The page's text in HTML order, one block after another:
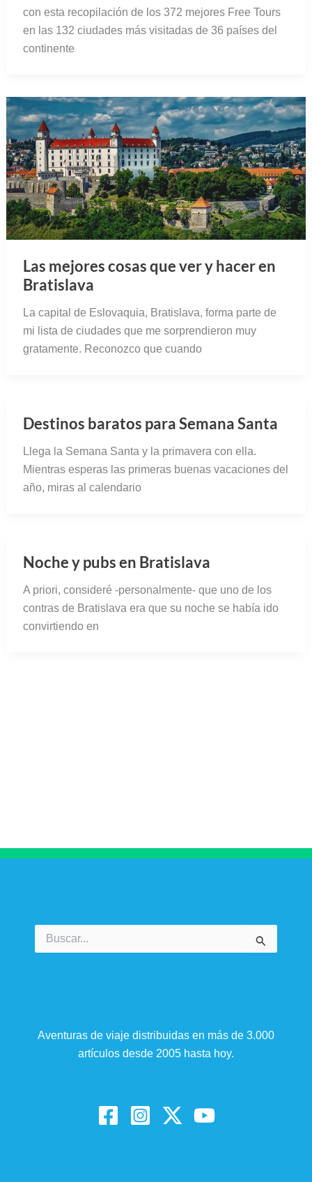
con esta recopilación de los 372 mejores Free Tours
en las 132 ciudades más visitadas de 36 países del
continente
Las mejores cosas que ver y hacer en
Bratislava
La capital de Eslovaquia, Bratislava, forma parte de
mi lista de ciudades que me sorprendieron muy
gratamente. Reconozco que cuando
Destinos baratos para Semana Santa
Llega la Semana Santa y la primavera con ella.
Mientras esperas las primeras buenas vacaciones del
año, miras al calendario
Noche y pubs en Bratislava
A priori, consideré -personalmente- que uno de los
contras de Bratislava era que su noche se había ido
convirtiendo en
por:
Aventuras de viaje distribuidas en más de 3.000
artículos desde 2005 hasta hoy.